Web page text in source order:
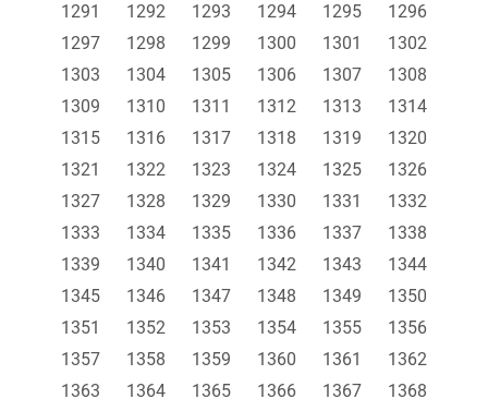
1291
1292 1293 1294 1295
1296
1297
1298 1299 1300 1301
1302
1303
1304 1305 1306 1307
1308
1309
1310 1311 1312 1313
1314
1315
1316 1317 1318 1319
1320
1321
1322 1323 1324 1325
1326
1327
1328 1329 1330 1331
1332
1333
1334 1335 1336 1337
1338
1339
1340 1341 1342 1343
1344
1345
1346 1347 1348 1349
1350
1351
1352 1353 1354 1355
1356
1357
1358 1359 1360 1361
1362
1363
1364 1365 1366 1367
1368